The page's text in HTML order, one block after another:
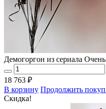
Демогоргон из сериала
18 763 ₽
В корзину Продолжить
Скидка!